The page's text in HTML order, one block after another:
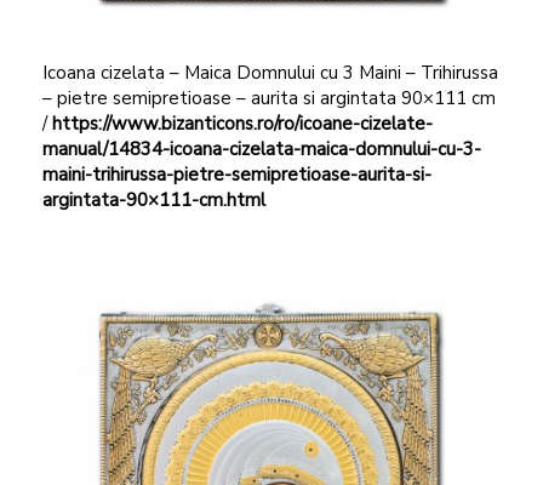
Icoana cizelata – Maica Domnului cu 3 Maini – Trihirussa
– pietre semipretioase – aurita si argintata 90×111 cm
/https://www.bizanticons.ro/ro/icoane-cizelate-
manual/14834-icoana-cizelata-maica-domnului-cu-3-
maini-trihirussa-pietre-semipretioase-aurita-si-
argintata-90×111-cm.html